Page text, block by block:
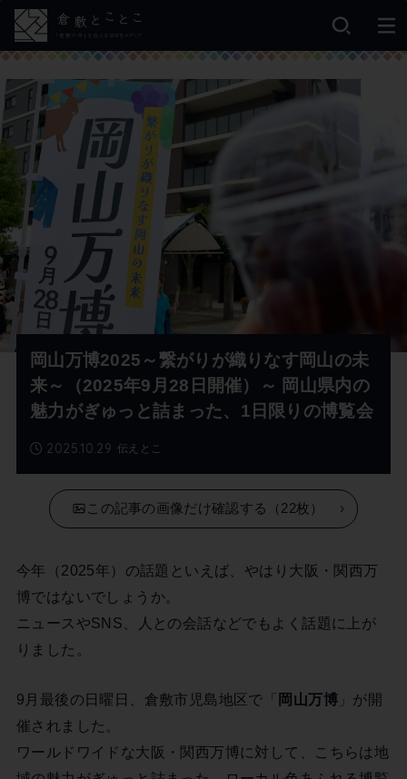
伝えとこ
2025.10.29
岡山万博2025～繋がりが織りなす岡山の未
来～（2025年9月28日開催）～ 岡山県内の
魅力がぎゅっと詰まった、1日限りの博覧会
この記事の画像だけ確認する（22枚）
今年（2025年）の話題といえば、やはり大阪・関西万
博ではないでしょうか。
ニュースやSNS、人との会話などでもよく話題に上が
りました。
9月最後の日曜日、倉敷市児島地区で「 岡山万博」が開
催されました。
ワールドワイドな大阪・関西万博に対して、こちらは地